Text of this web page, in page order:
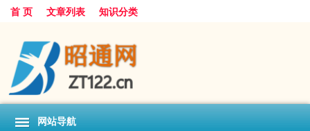
首 页 文章列表 知识分类
网站导航